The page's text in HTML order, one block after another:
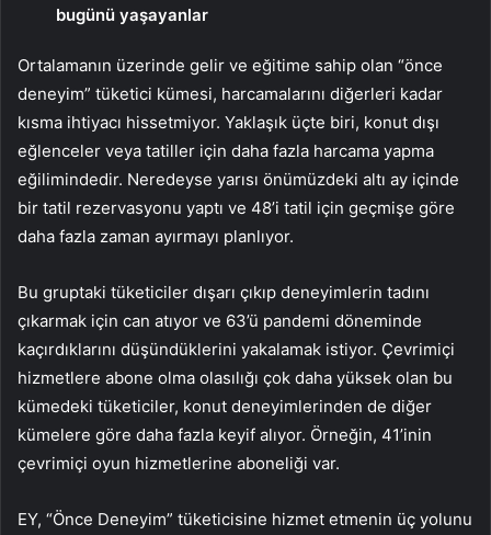
bugünü yaşayanlar
Ortalamanın üzerinde gelir ve eğitime sahip olan “önce
deneyim” tüketici kümesi, harcamalarını diğerleri kadar
kısma ihtiyacı hissetmiyor. Yaklaşık üçte biri, konut dışı
eğlenceler veya tatiller için daha fazla harcama yapma
eğilimindedir. Neredeyse yarısı önümüzdeki altı ay içinde
bir tatil rezervasyonu yaptı ve 48’i tatil için geçmişe göre
daha fazla zaman ayırmayı planlıyor.
Bu gruptaki tüketiciler dışarı çıkıp deneyimlerin tadını
çıkarmak için can atıyor ve 63’ü pandemi döneminde
kaçırdıklarını düşündüklerini yakalamak istiyor. Çevrimiçi
hizmetlere abone olma olasılığı çok daha yüksek olan bu
kümedeki tüketiciler, konut deneyimlerinden de diğer
kümelere göre daha fazla keyif alıyor. Örneğin, 41’inin
çevrimiçi oyun hizmetlerine aboneliği var.
EY, “Önce Deneyim” tüketicisine hizmet etmenin üç yolunu